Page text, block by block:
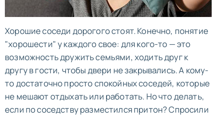
Хорошие соседи дорогого стоят. Конечно, понятие
"хорошести" у каждого свое: для кого-то — это
возможность дружить семьями, ходить друг к
другу в гости, чтобы двери не закрывались. А кому-
то достаточно просто спокойных соседей, которые
не мешают отдыхать или работать. Но что делать,
если по соседству разместился притон? Спросили